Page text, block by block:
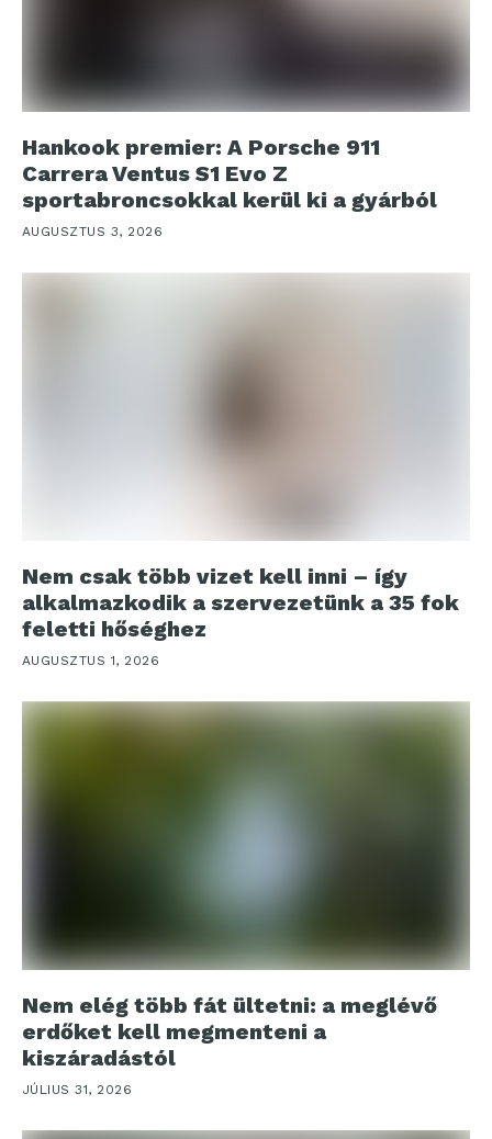
Hankook premier: A Porsche 911
Carrera Ventus S1 Evo Z
sportabroncsokkal kerül ki a gyárból
AUGUSZTUS 3, 2026
Nem csak több vizet kell inni – így
alkalmazkodik a szervezetünk a 35 fok
feletti hőséghez
AUGUSZTUS 1, 2026
Nem elég több fát ültetni: a meglévő
erdőket kell megmenteni a
kiszáradástól
JÚLIUS 31, 2026